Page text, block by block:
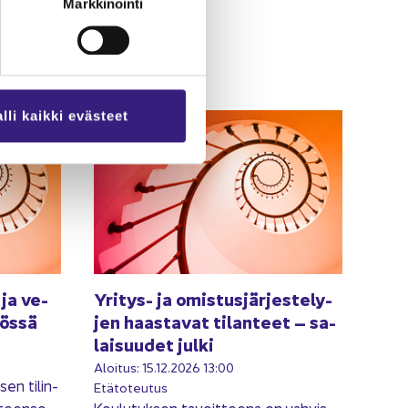
Markkinointi
kaikki evästeet
ve­
ti­lin­
Yritys-​ ja omis­tus­jär­jes­te­ly­
jen haas­ta­vat ti­lan­teet – sa­
lai­suu­det julki
Aloi­tus: 15.12.2026 13:00
Etä­to­teu­tus